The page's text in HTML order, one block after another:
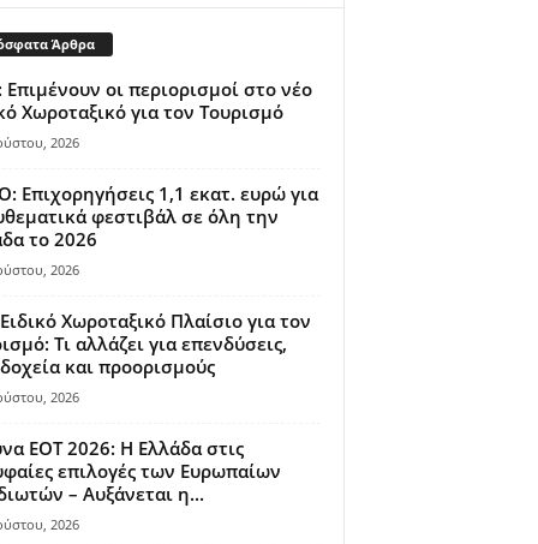
Άρθρα
οι περιορισμοί στο νέο
Χωροταξικό για τον Τουρισμό
2026
Επιχορηγήσεις 1,1 εκατ. ευρώ για
φεστιβάλ σε όλη την
το 2026
2026
Χωροταξικό Πλαίσιο για τον
Τι αλλάζει για επενδύσεις,
και προορισμούς
2026
ΕΟΤ 2026: Η Ελλάδα στις
επιλογές των Ευρωπαίων
– Αυξάνεται η...
2026